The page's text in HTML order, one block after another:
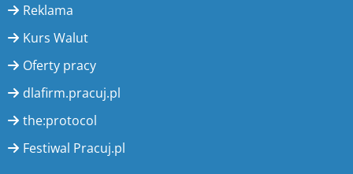
Reklama
Kurs Walut
Oferty pracy
dlafirm.pracuj.pl
the:protocol
Festiwal Pracuj.pl